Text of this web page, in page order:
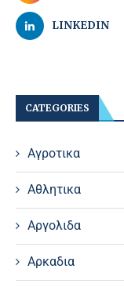
LINKEDIN
CATEGORIES
Αγροτικα
Αθλητικα
Αργολιδα
Αρκαδια